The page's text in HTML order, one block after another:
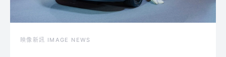
映像新訊 IMAGE NEWS